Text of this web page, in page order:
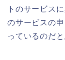
トのサービス
のサービスの
っているのだと